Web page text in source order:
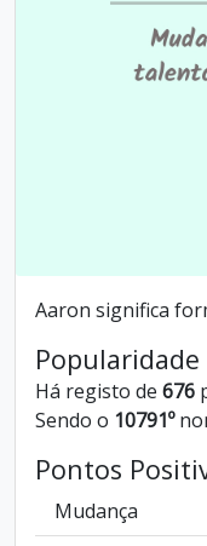
Aaron significa
Popularidade
Há registo de 676
Sendo o 10791º
Pontos
Mudança